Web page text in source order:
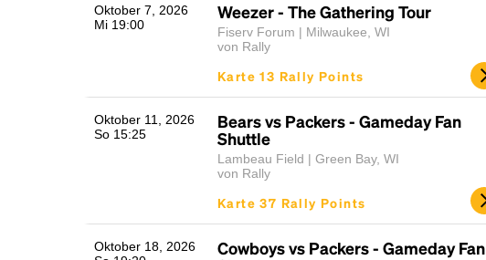
Oktober 7, 2026
Mi 19:00
Weezer - The Gathering Tour
Fiserv Forum | Milwaukee, WI
von Rally
Karte 13 Rally Points
Oktober 11, 2026
So 15:25
Bears vs Packers - Gameday Fan
Shuttle
Lambeau Field | Green Bay, WI
von Rally
Karte 37 Rally Points
Oktober 18, 2026
Cowboys vs Packers - Gameday Fan